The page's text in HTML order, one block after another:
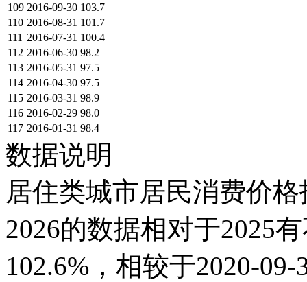
109 2016-09-30 103.7
110 2016-08-31 101.7
111 2016-07-31 100.4
112 2016-06-30 98.2
113 2016-05-31 97.5
114 2016-04-30 97.5
115 2016-03-31 98.9
116 2016-02-29 98.0
117 2016-01-31 98.4
数据说明
居住类城市居民消费价
2026的数据相对于2025
102.6%，相较于2020-